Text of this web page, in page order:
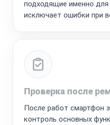
подходящие именно
исключает ошибки при
Проверка после
После работ смартфон
контроль основных